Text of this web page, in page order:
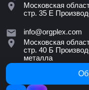
Московская
стр. 35 Е
info@orgplex.com
Московская
стр. 40 Б
металла